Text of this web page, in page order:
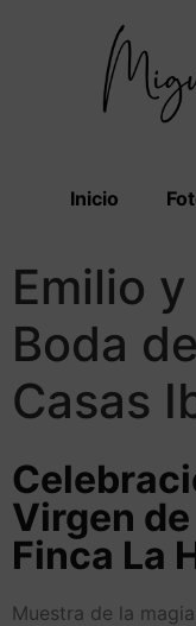
Inicio
Emilio
Boda
Casas
Virgen
Finca La
Muestra de la